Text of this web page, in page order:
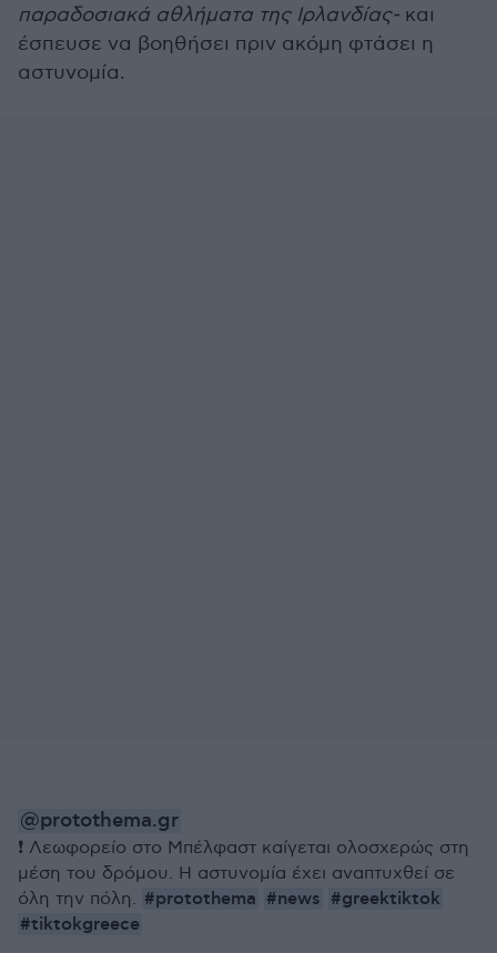
παραδοσιακά αθλήματα της Ιρλανδίας- και
έσπευσε να βοηθήσει πριν ακόμη φτάσει η
αστυνομία.
@protothema.gr
❗️ Λεωφορείο στο Μπέλφαστ καίγεται ολοσχερώς στη
μέση του δρόμου. Η αστυνομία έχει αναπτυχθεί σε
όλη την πόλη. #protothema #news #greektiktok
#tiktokgreece